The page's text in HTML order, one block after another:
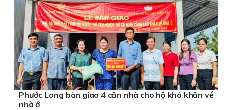
Phước Long bàn giao 4 căn nhà cho hộ khó khăn về
nhà ở